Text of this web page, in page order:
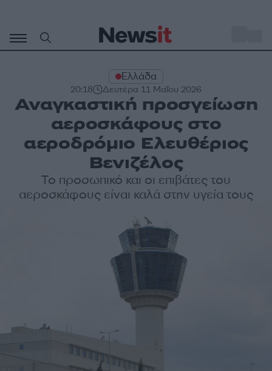
περιεχόμενο
Ελλάδα
20:18 Δευτέρα 11 Μαΐου 2026
Αναγκαστική προσγείωση
αεροσκάφους στο
αεροδρόμιο Ελευθέριος
Βενιζέλος
Το προσωπικό και οι επιβάτες του
αεροσκάφους είναι καλά στην υγεία τους